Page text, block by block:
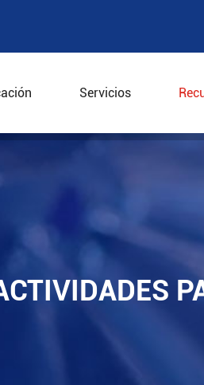
Servicios